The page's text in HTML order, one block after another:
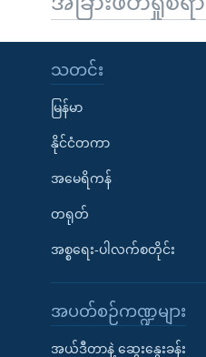
သတင်း
မြန်မာ
နိုင်ငံတကာ
အမေရိကန်
တရုတ်
အစ္စရေး-ပါလက်စတိုင်း
အပတ်စဉ်ကဏ္ဍများ
အယ်ဒီတာနဲ့ ဆွေးနွေးခန်း